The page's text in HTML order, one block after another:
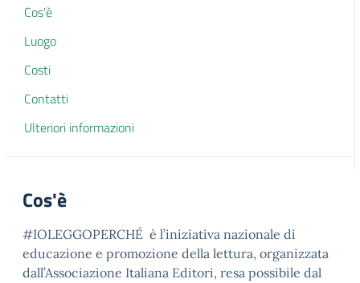
Cos'è
Luogo
Costi
Contatti
Ulteriori informazioni
Cos'è
#IOLEGGOPERCHÉ è l’iniziativa nazionale di
educazione e promozione della lettura, organizzata
dall’Associazione Italiana Editori, resa possibile dal